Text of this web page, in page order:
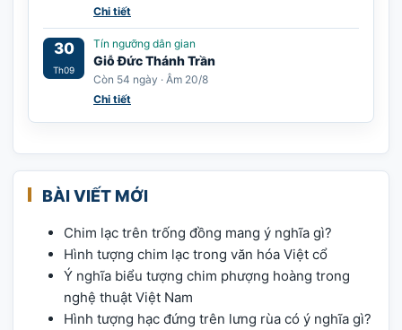
Chi tiết
30
Th09
Tín ngưỡng dân gian
Giỗ Đức Thánh Trần
Còn 54 ngày · Âm 20/8
Chi tiết
BÀI VIẾT MỚI
Chim lạc trên trống đồng mang ý nghĩa gì?
Hình tượng chim lạc trong văn hóa Việt cổ
Ý nghĩa biểu tượng chim phượng hoàng trong
nghệ thuật Việt Nam
Hình tượng hạc đứng trên lưng rùa có ý nghĩa gì?